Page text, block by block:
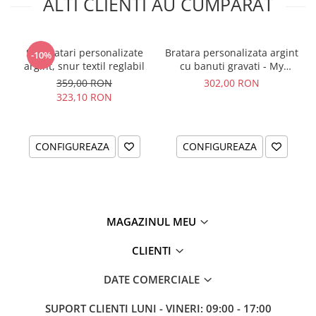
-10%
Set bratari personalizate
argint, snur textil reglabil
359,00 RON
323,10 RON
CONFIGUREAZA
Bratara personalizata argint
cu banuti gravati - My
Lovely Pets
302,00 RON
CONFIGUREAZA
MAGAZINUL MEU
CLIENTI
DATE COMERCIALE
SUPORT CLIENTI LUNI - VINERI: 09:00 - 17:00